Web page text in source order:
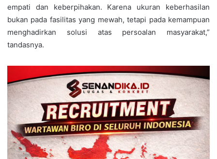
empati dan keberpihakan. Karena ukuran keberhasilan
bukan pada fasilitas yang mewah, tetapi pada kemampuan
menghadirkan solusi atas persoalan masyarakat,”
tandasnya.